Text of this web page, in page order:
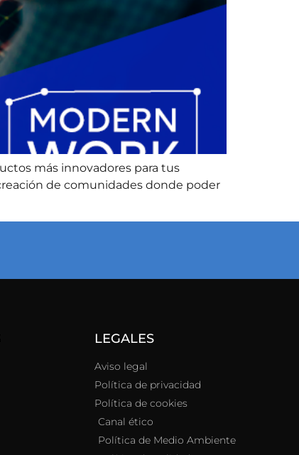
más innovadores para tus
de comunidades donde poder
LEGALES
Aviso legal
Política de privacidad
Política de cookies
Canal ético
Política de Medio Ambiente